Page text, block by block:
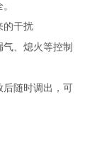
的干扰
、熄火等控制
随时调出，可